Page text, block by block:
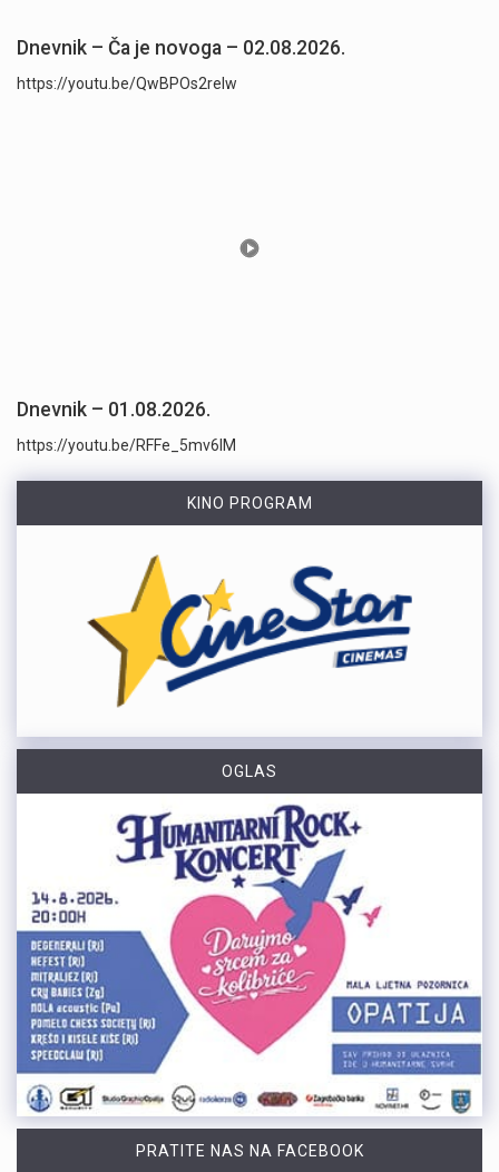
Dnevnik – Ča je novoga – 02.08.2026.
https://youtu.be/QwBPOs2reIw
Dnevnik – 01.08.2026.
https://youtu.be/RFFe_5mv6lM
KINO PROGRAM
OGLAS
PRATITE NAS NA FACEBOOK